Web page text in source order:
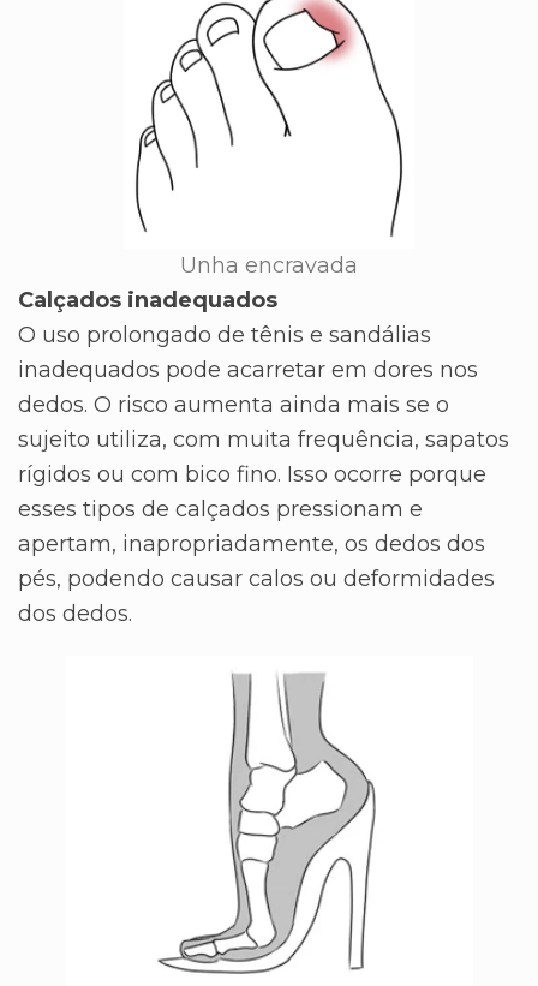
Unha encravada
Calçados inadequados
O uso prolongado de tênis e sandálias
inadequados pode acarretar em dores nos
dedos. O risco aumenta ainda mais se o
sujeito utiliza, com muita frequência, sapatos
rígidos ou com bico fino. Isso ocorre porque
esses tipos de calçados pressionam e
apertam, inapropriadamente, os dedos dos
pés, podendo causar calos ou deformidades
dos dedos.